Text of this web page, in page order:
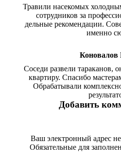
Травили насекомых
сотрудников за
дельные рекомендации.
именно
Коновалов
Соседи развели тараканов,
квартиру. Спасибо
Обрабатывали
Добавить
Ваш электронный адрес
Обязательные для